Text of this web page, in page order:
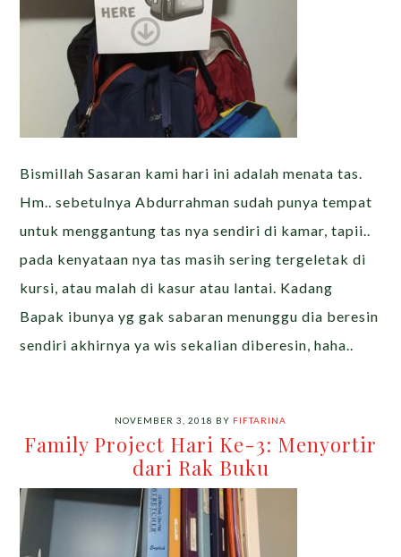
Bismillah Sasaran kami hari ini adalah menata tas.
Hm.. sebetulnya Abdurrahman sudah punya tempat
untuk menggantung tas nya sendiri di kamar, tapii..
pada kenyataan nya tas masih sering tergeletak di
kursi, atau malah di kasur atau lantai. Kadang
Bapak ibunya yg gak sabaran menunggu dia beresin
sendiri akhirnya ya wis sekalian diberesin, haha..
NOVEMBER 3, 2018 BY FIFTARINA
Family Project Hari Ke-3: Menyortir
dari Rak Buku